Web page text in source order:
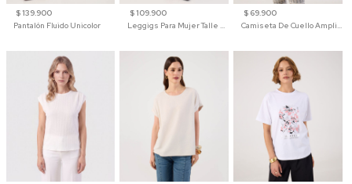
$ 139.900
Pantalón Fluido Unicolor
$ 109.900
Leggigs Para Mujer Talle Alto Liso
$ 69.900
Camiseta De Cuello Amplio Y Manga 3/4 Para Mujer